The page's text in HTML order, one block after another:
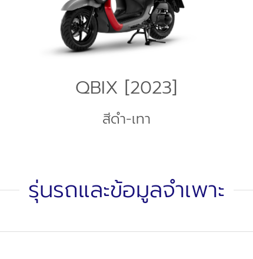
QBIX [2023]
สีดำ-เทา
รุ่นรถและข้อมูลจำเพาะ